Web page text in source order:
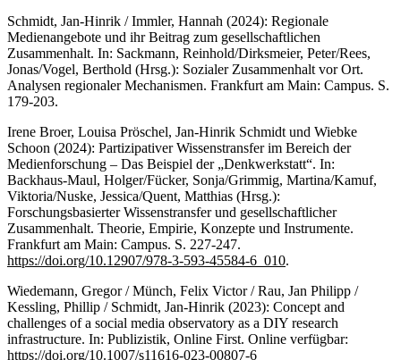
Schmidt, Jan-Hinrik / Immler, Hannah (2024): Regionale
Medienangebote und ihr Beitrag zum gesellschaftlichen
Zusammenhalt. In: Sackmann, Reinhold/Dirksmeier, Peter/Rees,
Jonas/Vogel, Berthold (Hrsg.): Sozialer Zusammenhalt vor Ort.
Analysen regionaler Mechanismen. Frankfurt am Main: Campus. S.
179-203.
Irene Broer, Louisa Pröschel, Jan-Hinrik Schmidt und Wiebke
Schoon (2024): Partizipativer Wissenstransfer im Bereich der
Medienforschung – Das Beispiel der „Denkwerkstatt“. In:
Backhaus-Maul, Holger/Fücker, Sonja/Grimmig, Martina/Kamuf,
Viktoria/Nuske, Jessica/Quent, Matthias (Hrsg.):
Forschungsbasierter Wissenstransfer und gesellschaftlicher
Zusammenhalt. Theorie, Empirie, Konzepte und Instrumente.
Frankfurt am Main: Campus. S. 227-247.
https://doi.org/10.12907/978-3-593-45584-6_010.
Wiedemann, Gregor / Münch, Felix Victor / Rau, Jan Philipp /
Kessling, Phillip / Schmidt, Jan-Hinrik (2023): Concept and
challenges of a social media observatory as a DIY research
infrastructure. In: Publizistik, Online First. Online verfügbar:
https://doi.org/10.1007/s11616-023-00807-6